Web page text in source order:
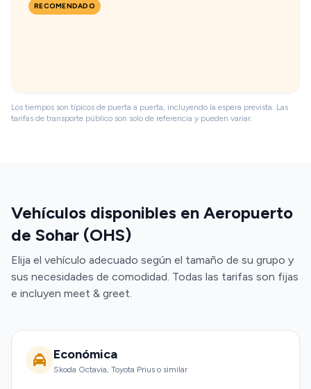
RECOMENDADO
Los tiempos son típicos de puerta a puerta, incluyendo la espera prevista. Las
tarifas de transporte público son solo de referencia y pueden variar.
Vehículos disponibles en Aeropuerto
de Sohar (OHS)
Elija el vehículo adecuado según el tamaño de su grupo y
sus necesidades de comodidad. Todas las tarifas son fijas
e incluyen meet & greet.
Económica
Skoda Octavia, Toyota Prius o similar